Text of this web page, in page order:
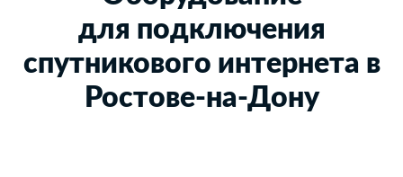
для подключения
спутникового интернета в
Ростове-на-Дону